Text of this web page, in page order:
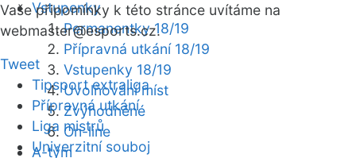
Vstupenky
Permanentky 18/19
Přípravná utkání 18/19
Vstupenky 18/19
Uvolňování míst
Zvýhodněné
On-line
A-tým
Vaše připomínky k této stránce uvítáme na
webmaster@esports.cz.
Tweet
Tipsport extraliga
Přípravná utkání
Liga mistrů
Univerzitní souboj